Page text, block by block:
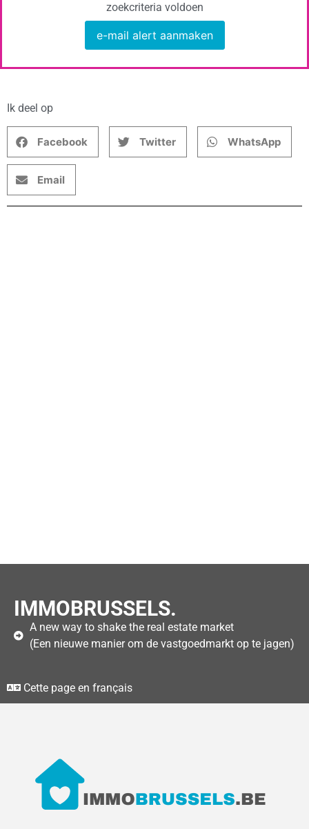
zoekcriteria voldoen
e-mail alert aanmaken
Ik deel op
Facebook Twitter WhatsApp
Email
IMMOBRUSSELS.
A new way to shake the real estate market
(Een nieuwe manier om de vastgoedmarkt op te jagen)
Cette page en français